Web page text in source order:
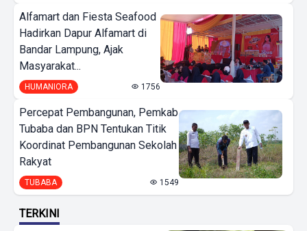
Alfamart dan Fiesta Seafood
Hadirkan Dapur Alfamart di
Bandar Lampung, Ajak
Masyarakat...
HUMANIORA 1756
Percepat Pembangunan, Pemkab
Tubaba dan BPN Tentukan Titik
Koordinat Pembangunan Sekolah
Rakyat
TUBABA 1549
TERKINI